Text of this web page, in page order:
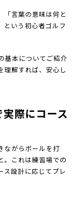
「言葉の意味は何と
という初心者ゴルフ
基本についてご紹介
理解すれば、安心し
実際にコース
ながらボールを打
。これは練習場での
ス設計に応じてプレ